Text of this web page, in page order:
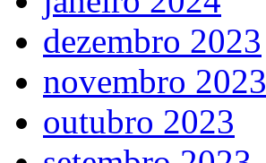
dezembro 2023
novembro 2023
outubro 2023